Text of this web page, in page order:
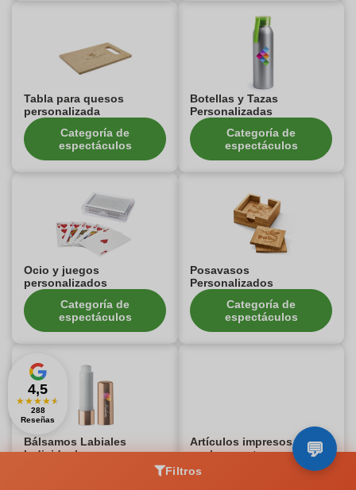
Tabla para quesos
personalizada
Categoría de
espectáculos
Botellas y Tazas
Personalizadas
Categoría de
espectáculos
Ocio y juegos
personalizados
Categoría de
espectáculos
Posavasos
Personalizados
Categoría de
espectáculos
Bálsamos Labiales
Individuales
Artículos impresos para
coche y moto
Filtros
4,5
★★★★★
288
Reseñas